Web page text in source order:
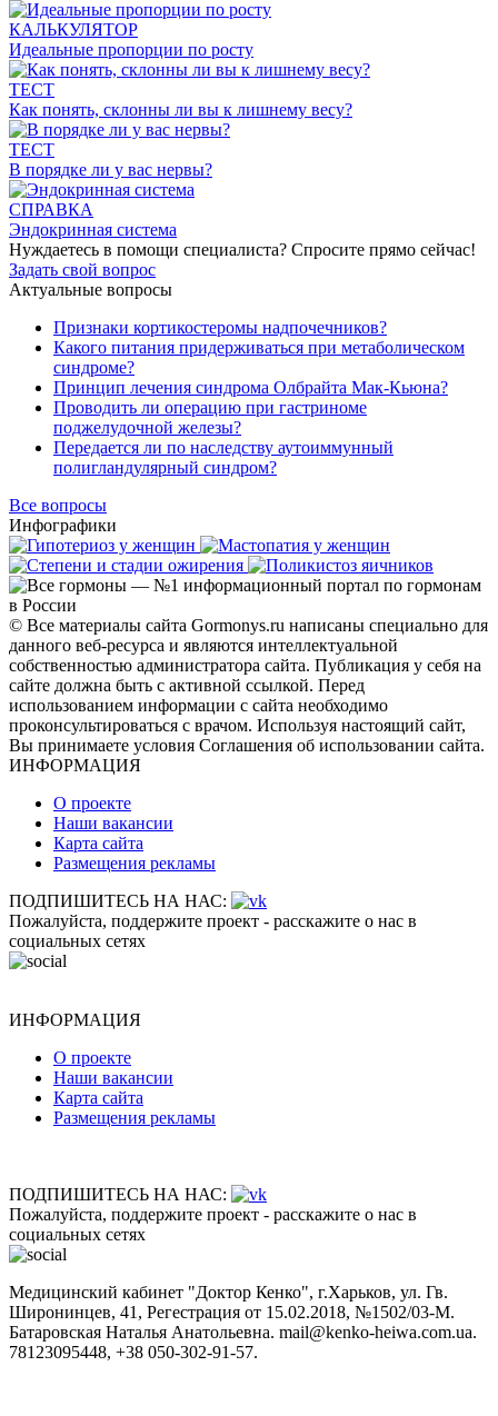
КАЛЬКУЛЯТОР
Идеальные пропорции по росту
ТЕСТ
Как понять, склонны ли вы к лишнему весу?
ТЕСТ
В порядке ли у вас нервы?
СПРАВКА
Эндокринная система
Нуждаетесь в помощи специалиста? Спросите прямо сейчас!
Задать свой вопрос
Актуальные вопросы
Признаки кортикостеромы надпочечников?
Какого питания придерживаться при метаболическом
синдроме?
Принцип лечения синдрома Олбрайта Мак-Кьюна?
Проводить ли операцию при гастриноме
поджелудочной железы?
Передается ли по наследству аутоиммунный
полигландулярный синдром?
Все вопросы
Инфографики
© Все материалы сайта Gormonys.ru написаны специально для
данного веб-ресурса и являются интеллектуальной
собственностью администратора сайта. Публикация у себя на
сайте должна быть с активной ссылкой. Перед
использованием информации с сайта необходимо
проконсультироваться с врачом. Используя настоящий сайт,
Вы принимаете условия Соглашения об использовании сайта.
ИНФОРМАЦИЯ
О проекте
Наши вакансии
Карта сайта
Размещения рекламы
ПОДПИШИТЕСЬ НА НАС:
Пожалуйста, поддержите проект - расскажите о нас в
социальных сетях
ИНФОРМАЦИЯ
О проекте
Наши вакансии
Карта сайта
Размещения рекламы
ПОДПИШИТЕСЬ НА НАС:
Пожалуйста, поддержите проект - расскажите о нас в
социальных сетях
Медицинский кабинет "Доктор Кенко", г.Харьков, ул. Гв.
Широнинцев, 41, Регестрация от 15.02.2018, №1502/03-M.
Батаровская Наталья Анатольевна. mail@kenko-heiwa.com.ua.
78123095448, +38 050-302-91-57.